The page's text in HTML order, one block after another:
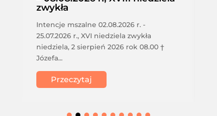
zwykła
Intencje mszalne 02.08.2026 r. -
25.07.2026 r., XVI niedziela zwykła
niedziela, 2 sierpień 2026 rok 08.00 †
Józefa...
Przeczytaj